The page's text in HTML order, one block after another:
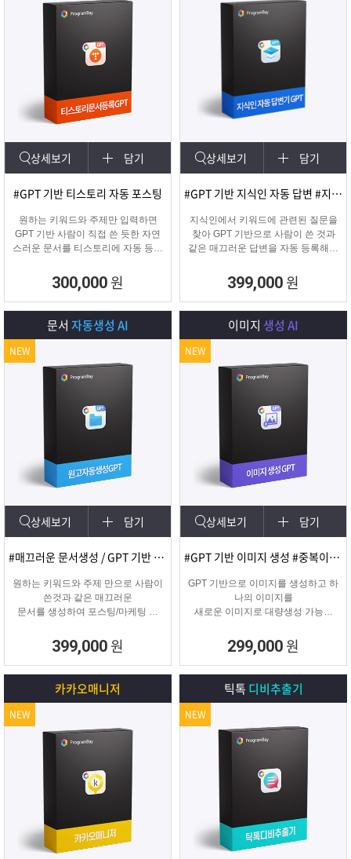
상세보기 담기
#GPT 기반 티스토리 자동 포스팅
원하는 키워드와 주제만 입력하면
GPT 기반 사람이 직접 쓴 듯한 자연
스러운 문서를 티스토리에 자동 등록
티스토리 육성용, 콘텐츠 마케터, 업
체 홍보에 적합한 마케팅 프로그램
입니다.
300,000 원
상세보기 담기
#GPT 기반 지식인 자동 답변 #지식인마케팅
지식인에서 키워드에 관련된 질문을
찾아 GPT 기반으로 사람이 쓴 것과
같은 매끄러운 답변을 자동 등록해주
399,000 원
문서 자동생성 AI
상세보기 담기
#매끄러운 문서생성 / GPT 기반 문서
원하는 키워드와 주제 만으로 사람이
쓴것과 같은 매끄러운
문서를 생성하여 포스팅/마케팅 시
소모되는 시간을 없애주는 고퀄리티
문서생성 프로그램입니다.
399,000 원
NEW
이미지 생성 AI
상세보기 담기
#GPT 기반 이미지 생성 #중복이미지 #유사이미지
GPT 기반으로 이미지를 생성하고 하
나의 이미지를
새로운 이미지로 대량생성 가능한
299,000 원
NEW
카카오매니저
NEW
틱톡 디비추출기
NEW